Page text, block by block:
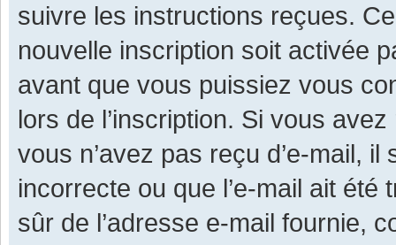
suivre les instructions reçues.
nouvelle inscription soit activée
avant que vous puissiez vous
lors de l’inscription. Si vous
vous n’avez pas reçu d’e-mail,
incorrecte ou que l’e-mail ait
sûr de l’adresse e-mail fournie,